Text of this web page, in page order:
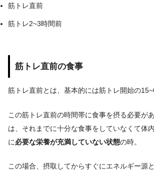
筋トレ直前
筋トレ2~3時間前
筋トレ直前の食事
筋トレ直前とは、基本的には筋トレ開始の
この筋トレ直前の時間帯に食事を摂る必要が
は、それまでに十分な食事をしていなくて体
に必要な栄養が充満していない状態の時。
この場合、摂取してからすぐにエネルギー源